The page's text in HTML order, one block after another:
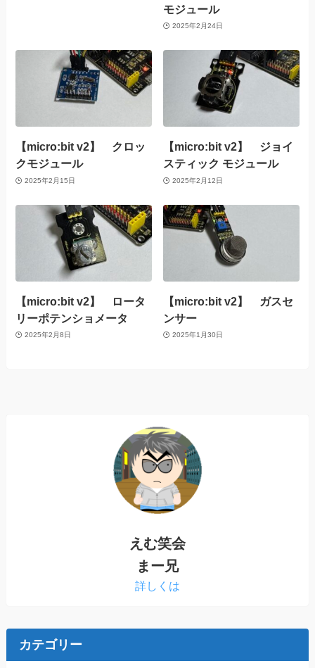
モジュール
2025年2月24日
【micro:bit v2】 クロッ
クモジュール
2025年2月15日
【micro:bit v2】 ジョイ
スティック モジュール
2025年2月12日
【micro:bit v2】 ロータ
リーポテンショメータ
2025年2月8日
【micro:bit v2】 ガスセ
ンサー
2025年1月30日
えむ笑会
まー兄
詳しくは
カテゴリー